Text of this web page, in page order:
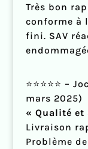
Très bon
conforme à
fini. SAV
⭐⭐⭐⭐⭐ –
mars 2025)
« Qualité et
Livraison
Problème